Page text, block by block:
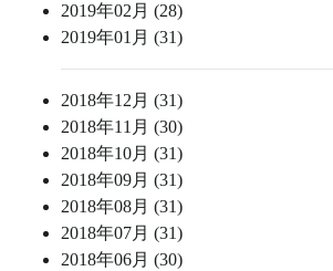
2019年02月 (28)
2019年01月 (31)
2018年12月 (31)
2018年11月 (30)
2018年10月 (31)
2018年09月 (31)
2018年08月 (31)
2018年07月 (31)
2018年06月 (30)